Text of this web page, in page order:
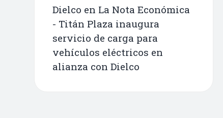
Dielco en La Nota Económica
- Titán Plaza inaugura
servicio de carga para
vehículos eléctricos en
alianza con Dielco